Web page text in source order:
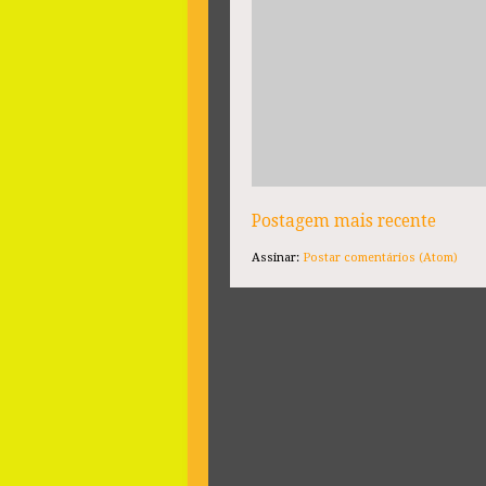
Postagem mais recente
Assinar: Postar comentários (Atom)